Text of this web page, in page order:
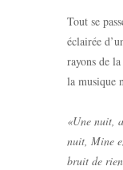
Tout se
éclairée
rayons de
la musique
«Une nuit,
nuit, Mine
bruit de